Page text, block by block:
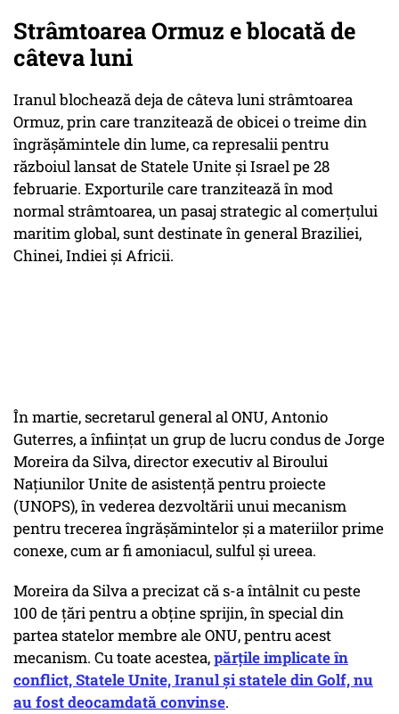
Strâmtoarea Ormuz e blocată de
câteva luni
Iranul blochează deja de câteva luni strâmtoarea
Ormuz, prin care tranzitează de obicei o treime din
îngrăşămintele din lume, ca represalii pentru
războiul lansat de Statele Unite şi Israel pe 28
februarie. Exporturile care tranzitează în mod
normal strâmtoarea, un pasaj strategic al comerţului
maritim global, sunt destinate în general Braziliei,
Chinei, Indiei şi Africii.
În martie, secretarul general al ONU, Antonio
Guterres, a înfiinţat un grup de lucru condus de Jorge
Moreira da Silva, director executiv al Biroului
Naţiunilor Unite de asistenţă pentru proiecte
(UNOPS), în vederea dezvoltării unui mecanism
pentru trecerea îngrăşămintelor şi a materiilor prime
conexe, cum ar fi amoniacul, sulful şi ureea.
Moreira da Silva a precizat că s-a întâlnit cu peste
100 de ţări pentru a obţine sprijin, în special din
partea statelor membre ale ONU, pentru acest
mecanism. Cu toate acestea,părţile implicate în
conflict, Statele Unite, Iranul şi statele din Golf, nu
au fost deocamdată convinse.